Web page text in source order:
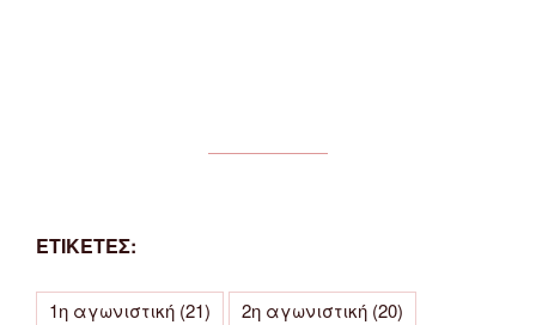
ΕΤΙΚΕΤΕΣ:
1η αγωνιστική (21) 2η αγωνιστική (20)